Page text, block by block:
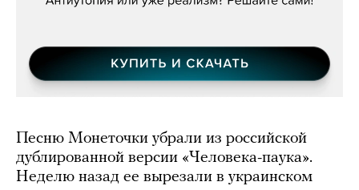
Песню Монеточки убрали из российской
дублированной версии «Человека-паука».
Неделю назад ее вырезали в украинском